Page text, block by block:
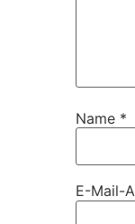
Name *
E-Mail-